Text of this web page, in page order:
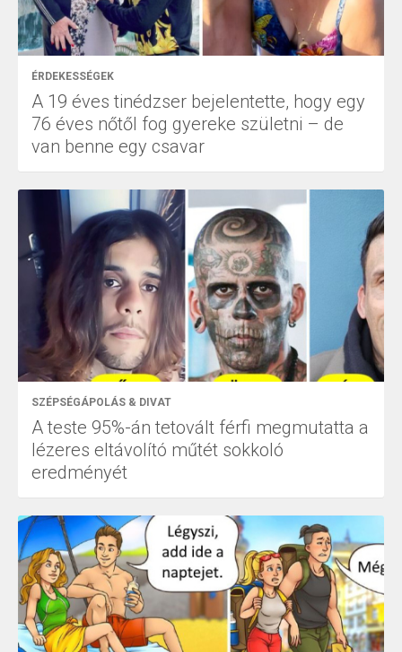
ÉRDEKESSÉGEK
A 19 éves tinédzser bejelentette, hogy egy
76 éves nőtől fog gyereke születni – de
van benne egy csavar
SZÉPSÉGÁPOLÁS & DIVAT
A teste 95%-án tetovált férfi megmutatta a
lézeres eltávolító műtét sokkoló
eredményét